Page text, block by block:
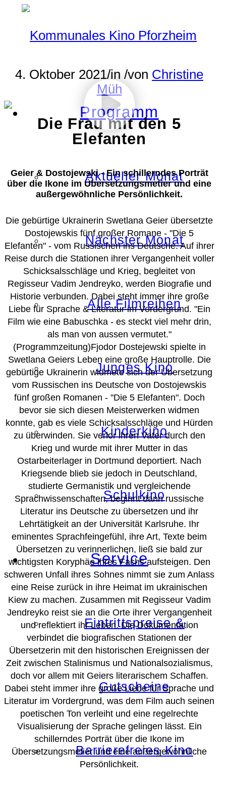
Programm
Aktueller Monat
Nächster Monat
Alle Filmreihen
Junges Kino
Kinderkino
Schulkino
Service
Eintrittspreise &
Gutscheine
Barrierefreies Kino
4. Oktober 2021/in /von Christine
Müh
Die Frau mit den 5
Elefanten
Geier & Dostojewski - Ein schillerndes Porträt
über die Ikone im Übersetzungsmetier und eine
außergewöhnliche Persönlichkeit.
Die gebürtige Ukrainerin Swetlana Geier übersetzte
Dostojewskis fünf großer Romane - "Die 5
Elefanten" - vom Russischen ins Deutsche. Auf ihrer
Reise durch die Stationen ihrer Vergangenheit voller
Schicksalsschläge und Krieg, begleitet von
Regisseur Vadim Jendreyko, werden Biografie und
Historie verbunden. Dabei steht immer ihre große
Liebe für Sprache & Literatur im Vordergrund. "Ein
Film wie eine Babuschka - es steckt viel mehr drin,
als man von aussen vermutet."
(Programmzeitung)Fjodor Dostejewski spielte in
Swetlana Geiers Leben eine große Hauptrolle. Die
gebürtige Ukrainerin widmete sich der Übersetzung
vom Russischen ins Deutsche von Dostojewskis
fünf großen Romanen - "Die 5 Elefanten". Doch
bevor sie sich diesen Meisterwerken widmen
konnte, gab es viele Schicksalsschläge und Hürden
zu überwinden. Sie verlor ihren Vater durch den
Krieg und wurde mit ihrer Mutter in das
Ostarbeiterlager in Dortmund deportiert. Nach
Kriegsende blieb sie jedoch in Deutschland,
studierte Germanistik und vergleichende
Sprachwissenschaften, beginnt dann russische
Literatur ins Deutsche zu übersetzen und ihr
Lehrtätigkeit an der Universität Karlsruhe. Ihr
eminentes Sprachfeingefühl, ihre Art, Texte beim
Übersetzen zu verinnerlichen, ließ sie bald zur
wichtigsten Koryphäe ihres Fachs aufsteigen. Den
schweren Unfall ihres Sohnes nimmt sie zum Anlass
eine Reise zurück in ihre Heimat im ukrainischen
Kiew zu machen. Zusammen mit Regisseur Vadim
Jendreyko reist sie an die Orte ihrer Vergangenheit
und reflektiert ihr Leben. Die Dokumentation
verbindet die biografischen Stationen der
Übersetzerin mit den historischen Ereignissen der
Zeit zwischen Stalinismus und Nationalsozialismus,
doch vor allem mit Geiers literarischem Schaffen.
Dabei steht immer ihre große Liebe für Sprache und
Literatur im Vordergrund, was dem Film auch seinen
poetischen Ton verleiht und eine regelrechte
Visualisierung der Sprache gelingen lässt. Ein
schillerndes Porträt über die Ikone im
Übersetzungsmetier und eine außergewöhnliche
Persönlichkeit.